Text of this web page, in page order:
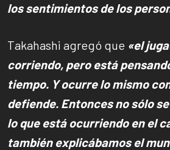
los sentimientos de los
Takahashi agregó que «el
corriendo, pero está
tiempo. Y ocurre lo mismo
defiende. Entonces no sólo
lo que está ocurriendo en el
también explicábamos el